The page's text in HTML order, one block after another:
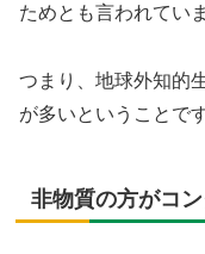
ためとも言われてい
つまり、地球外知的
が多いということです
非物質の方がコ